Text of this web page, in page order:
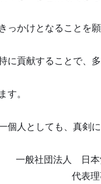
っかけとなることを
に貢献することで、
。
個人としても、真剣
一般社団法人 日本
代表理事